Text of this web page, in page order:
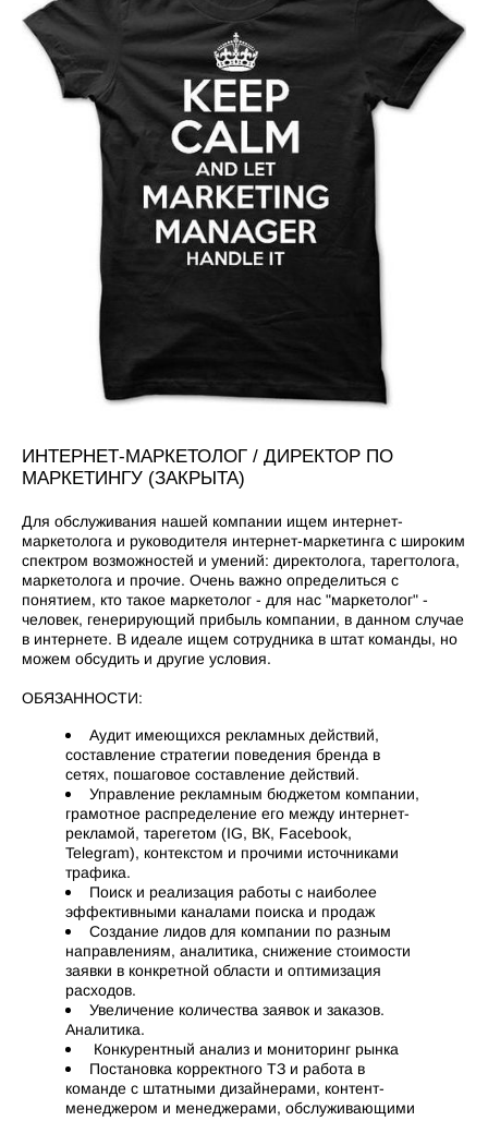
ИНТЕРНЕТ-МАРКЕТОЛОГ / ДИРЕКТОР ПО
МАРКЕТИНГУ (ЗАКРЫТА)
Для обслуживания нашей компании ищем интернет-
маркетолога и руководителя интернет-маркетинга с широким
спектром возможностей и умений: директолога, тарегтолога,
маркетолога и прочие. Очень важно определиться с
понятием, кто такое маркетолог - для нас "маркетолог" -
человек, генерирующий прибыль компании, в данном случае
в интернете. В идеале ищем сотрудника в штат команды, но
можем обсудить и другие условия.
ОБЯЗАННОСТИ:
Аудит имеющихся рекламных действий,
составление стратегии поведения бренда в
сетях, пошаговое составление действий.
Управление рекламным бюджетом компании,
грамотное распределение его между интернет-
рекламой, тарегетом (IG, ВК, Facebook,
Telegram), контекстом и прочими источниками
трафика.
Поиск и реализация работы с наиболее
эффективными каналами поиска и продаж
Создание лидов для компании по разным
направлениям, аналитика, снижение стоимости
заявки в конкретной области и оптимизация
расходов.
Увеличение количества заявок и заказов.
Аналитика.
Конкурентный анализ и мониторинг рынка
Постановка корректного ТЗ и работа в
команде с штатными дизайнерами, контент-
менеджером и менеджерами, обслуживающими